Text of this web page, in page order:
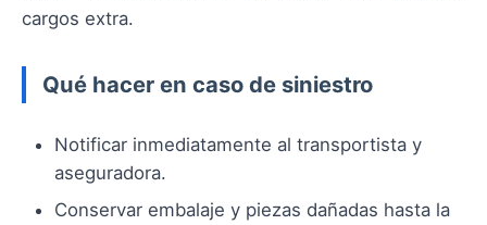
cargos extra.
Qué hacer en caso de siniestro
Notificar inmediatamente al transportista y
aseguradora.
Conservar embalaje y piezas dañadas hasta la